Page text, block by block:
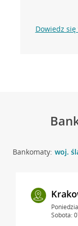
Dowiedz
Bankomaty: woj.
Sobota: